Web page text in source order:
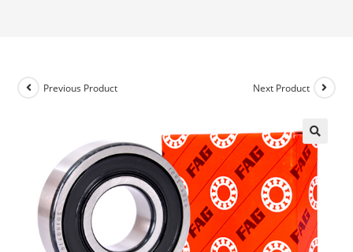
Previous Product Next Product
🔍